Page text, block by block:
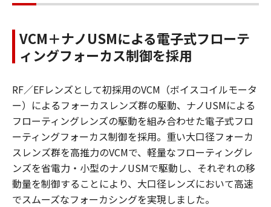
VCM＋ナノUSMによる電子式フローテ
ィングフォーカス制御を採用
RF／EFレンズとして初採用のVCM（ボイスコイルモータ
ー）によるフォーカスレンズ群の駆動、ナノUSMによる
フローティングレンズの駆動を組み合わせた電子式フロ
ーティングフォーカス制御を採用。重い大口径フォーカ
スレンズ群を高推力のVCMで、軽量なフローティングレ
ンズを省電力・小型のナノUSMで駆動し、それぞれの移
動量を制御することにより、大口径レンズにおいて高速
でスムーズなフォーカシングを実現しました。